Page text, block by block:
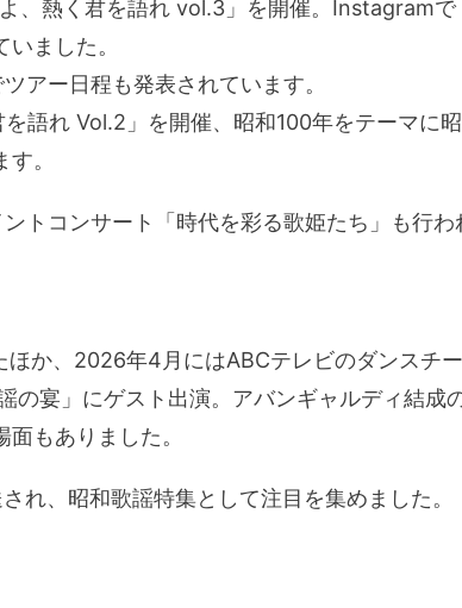
、熱く君を語れ vol.3」を開催。Instagramで
ました。
アー日程も発表されています。
語れ Vol.2」を開催、昭和100年をテーマに
。
トコンサート「時代を彩る歌姫たち」も行わ
か、2026年4月にはABCテレビのダンスチ
の宴」にゲスト出演。アバンギャルディ結成
もありました。
れ、昭和歌謡特集として注目を集めました。